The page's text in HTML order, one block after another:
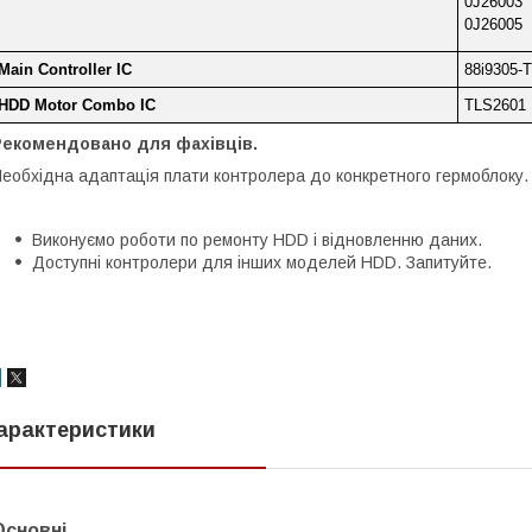
0J26005
Controller IC
88i9305-
Motor Combo IC
TLS2601
для фахівців.
адаптація плати контролера до конкретного гермоблоку.
Виконуємо роботи по ремонту HDD і відновленню даних.
Доступні контролери для інших моделей HDD. Запитуйте.